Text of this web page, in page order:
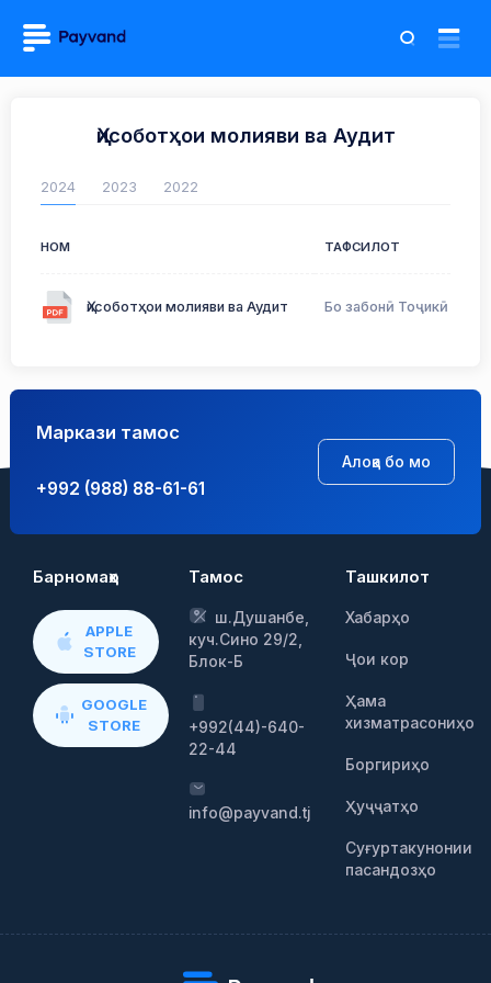
Ҳисоботҳои молияви ва Аудит
2024 2023 2022
НОМ ТАФСИЛОТ
Ҳисоботҳои молияви ва Аудит Бо забонӣ Тоҷикӣ
Маркази тамос
+992 (988) 88-61-61
Алоқа бо мо
Барномаҳо
APPLE
STORE
GOOGLE
STORE
Тамос
ш.Душанбе,
куч.Сино 29/2,
Блок-Б
+992(44)-640-
22-44
info@payvand.tj
Ташкилот
Хабарҳо
Ҷои кор
Ҳама
хизматрасониҳо
Боргириҳо
Ҳуҷҷатҳо
Суғуртакунонии
пасандозҳо